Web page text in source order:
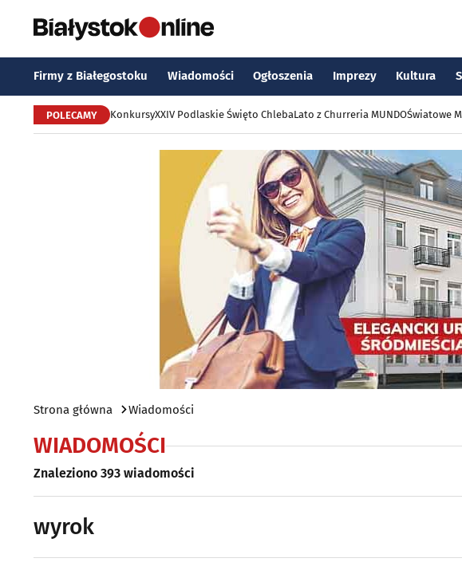
Firmy z Białegostoku Wiadomości Ogłoszenia Imprezy Kultura
POLECAMY KonkursyXXIV Podlaskie Święto ChlebaLato z Churreria MUNDOŚwiatowe
Strona główna Wiadomości
WIADOMOŚCI
Znaleziono 393 wiadomości
wyrok